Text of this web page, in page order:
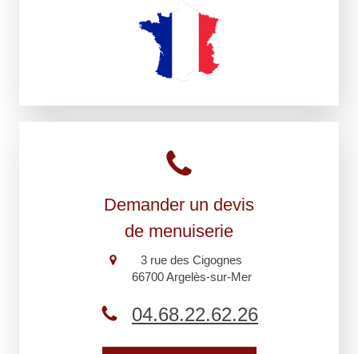
Demander un devis
de menuiserie
3 rue des Cigognes
66700 Argelès-sur-Mer
04.68.22.62.26